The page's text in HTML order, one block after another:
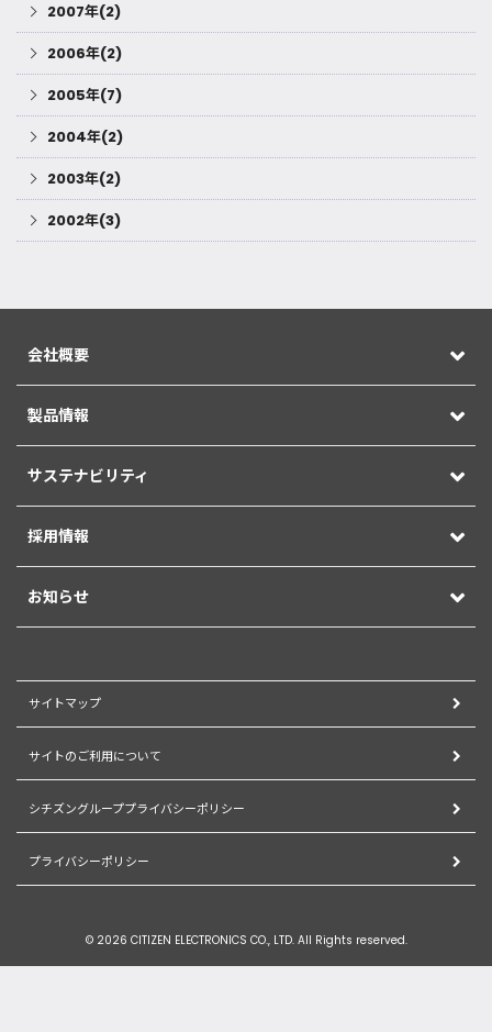
2007年(2)
2006年(2)
2005年(7)
2004年(2)
2003年(2)
2002年(3)
会社概要
製品情報
サステナビリティ
採用情報
お知らせ
サイトマップ
サイトのご利用について
シチズングループプライバシーポリシー
プライバシーポリシー
© 2026 CITIZEN ELECTRONICS CO., LTD. All Rights reserved.